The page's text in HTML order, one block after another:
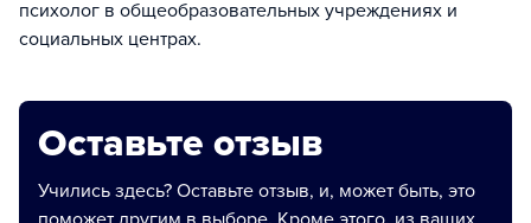
психолог в общеобразовательных учреждениях и
социальных центрах.
Оставьте отзыв
Учились здесь? Оставьте отзыв, и, может быть, это